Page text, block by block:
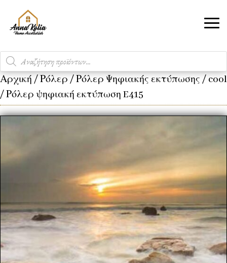
Products
search
Αρχική /Ρόλερ /Ρόλερ Ψηφιακής εκτύπωσης / cool
/ Ρόλερ ψηφιακή εκτύπωση E415